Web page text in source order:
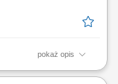
pokaż opis
w bieżącym